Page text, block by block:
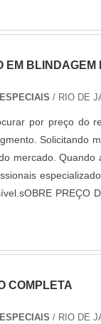
EM BLINDAGEM
/ RIO DE
por preço do
Solicitando
mercado.
PREÇO
de d...
COMPLETA
/ RIO DE